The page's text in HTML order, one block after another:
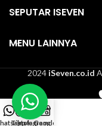
SEPUTAR ISEVEN
MENU LAINNYA
2024 iSeven.co.id
Tiktok
Instagram
Google